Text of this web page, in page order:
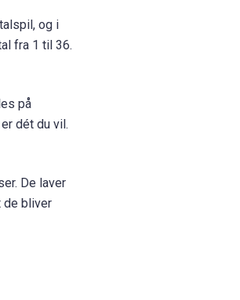
og i
fra 1 til 36.
på
dét du vil.
De laver
de bliver